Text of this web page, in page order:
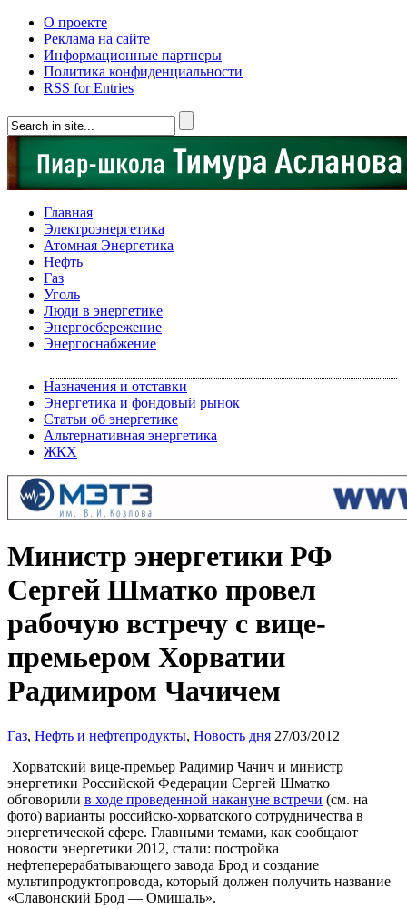
О проекте
Реклама на сайте
Информационные партнеры
Политика конфиденциальности
RSS for Entries
Главная
Электроэнергетика
Атомная Энергетика
Нефть
Газ
Уголь
Люди в энергетике
Энергосбережение
Энергоснабжение
Назначения и отставки
Энергетика и фондовый рынок
Статьи об энергетике
Альтернативная энергетика
ЖКХ
Министр энергетики РФ
Сергей Шматко провел
рабочую встречу с вице-
премьером Хорватии
Радимиром Чачичем
Газ, Нефть и нефтепродукты, Новость дня 27/03/2012
Хорватский вице-премьер Радимир Чачич и министр
энергетики Российской Федерации Сергей Шматко
обговорили в ходе проведенной накануне встречи (см. на
фото) варианты российско-хорватского сотрудничества в
энергетической сфере. Главными темами, как сообщают
новости энергетики 2012, стали: постройка
нефтеперерабатывающего завода Брод и создание
мультипродуктопровода, который должен получить название
«Славонский Брод — Омишаль».